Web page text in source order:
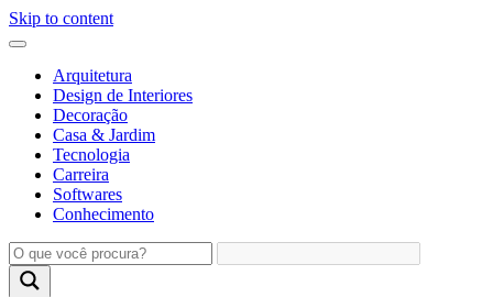
Skip to content
Arquitetura
Design de Interiores
Decoração
Casa & Jardim
Tecnologia
Carreira
Softwares
Conhecimento